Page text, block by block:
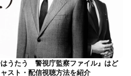
うたう 警視庁監察ファイル』はど
スト・配信視聴方法を紹介